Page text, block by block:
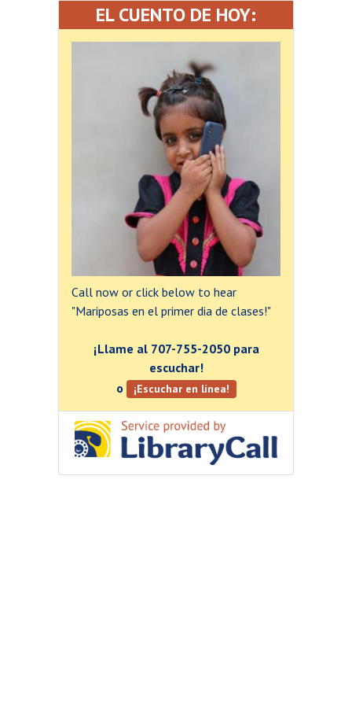
EL CUENTO DE HOY:
Call now or click below to hear
"Mariposas en el primer dia de clases!"
¡Llame al 707-755-2050 para
escuchar!
o
¡Escuchar en línea!